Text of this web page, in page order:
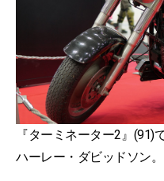
『ターミネーター2』(91)
ハーレー・ダビッドソン。